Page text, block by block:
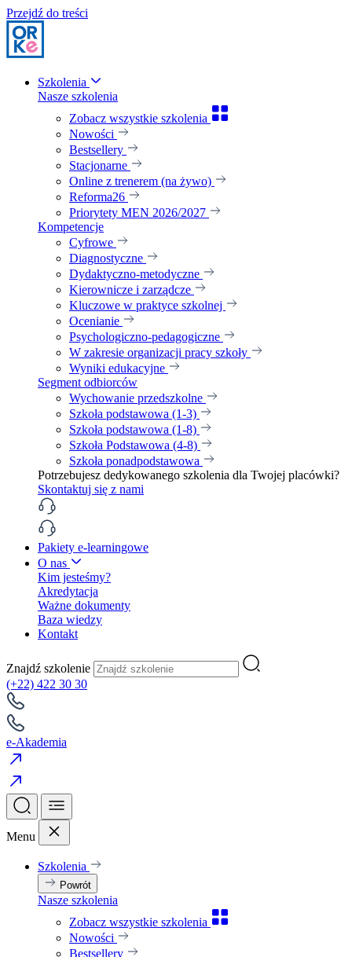
Przejdź do treści
Szkolenia
Nasze szkolenia
Zobacz wszystkie szkolenia
Nowości
Bestsellery
Stacjonarne
Online z trenerem (na żywo)
Reforma26
Priorytety MEN 2026/2027
Kompetencje
Cyfrowe
Diagnostyczne
Dydaktyczno-metodyczne
Kierownicze i zarządcze
Kluczowe w praktyce szkolnej
Ocenianie
Psychologiczno-pedagogiczne
W zakresie organizacji pracy szkoły
Wyniki edukacyjne
Segment odbiorców
Wychowanie przedszkolne
Szkoła podstawowa (1-3)
Szkoła podstawowa (1-8)
Szkoła Podstawowa (4-8)
Szkoła ponadpodstawowa
Potrzebujesz dedykowanego szkolenia dla Twojej placówki?
Skontaktuj się z nami
Pakiety e-learningowe
O nas
Kim jesteśmy?
Akredytacja
Ważne dokumenty
Baza wiedzy
Kontakt
Znajdź szkolenie
(+22) 422 30 30
e-Akademia
Menu
Szkolenia
Powrót
Nasze szkolenia
Zobacz wszystkie szkolenia
Nowości
Bestsellery